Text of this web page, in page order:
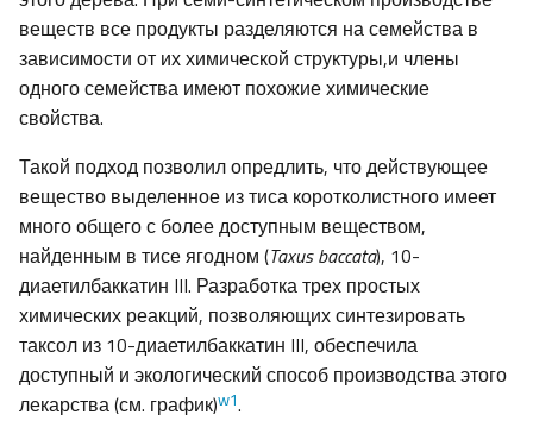
веществ все продукты разделяются на семейства в
зависимости от их химической структуры,и члены
одного семейства имеют похожие химические
свойства.
Такой подход позволил опредлить, что действующее
вещество выделенное из тиса коротколистного имеет
много общего с более доступным веществом,
найденным в тисе ягодном (Taxus baccata), 10-
диаетилбаккатин III. Разработка трех простых
химических реакций, позволяющих синтезировать
таксол из 10-диаетилбаккатин III, обеспечила
доступный и экологический способ производства этого
лекарства (см. график)w1.